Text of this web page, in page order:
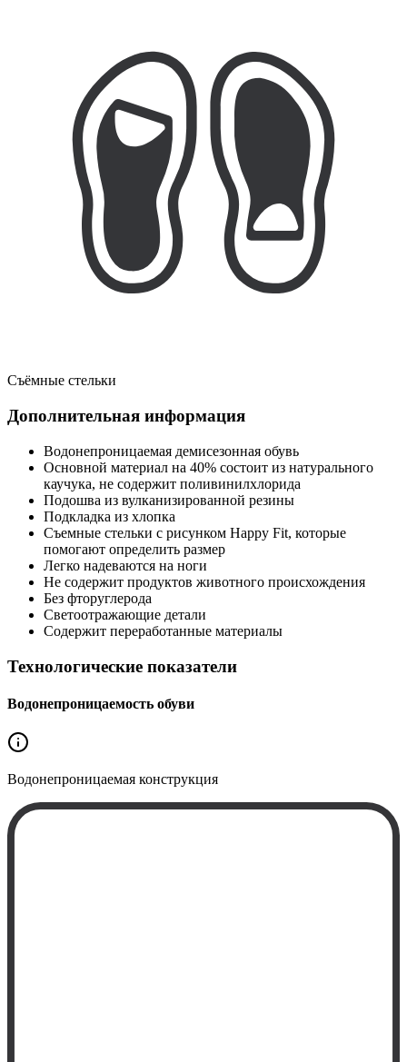
Съёмные стельки
Дополнительная информация
Водонепроницаемая демисезонная обувь
Основной материал на 40% состоит из натурального
каучука, не содержит поливинилхлорида
Подошва из вулканизированной резины
Подкладка из хлопка
Съемные стельки с рисунком Happy Fit, которые
помогают определить размер
Легко надеваются на ноги
Не содержит продуктов животного происхождения
Без фторуглерода
Светоотражающие детали
Содержит переработанные материалы
Технологические показатели
Водонепроницаемость обуви
Водонепроницаемая конструкция